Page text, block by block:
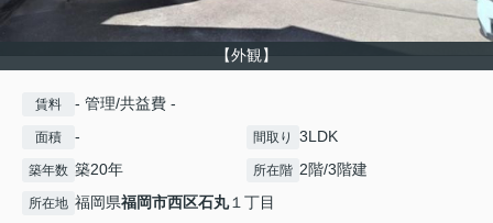
【外観】
賃料 - 管理/共益費 -
面積 - 間取り 3LDK
築年数 築20年 所在階 2階/3階建
所在地 福岡県福岡市西区石丸１丁目